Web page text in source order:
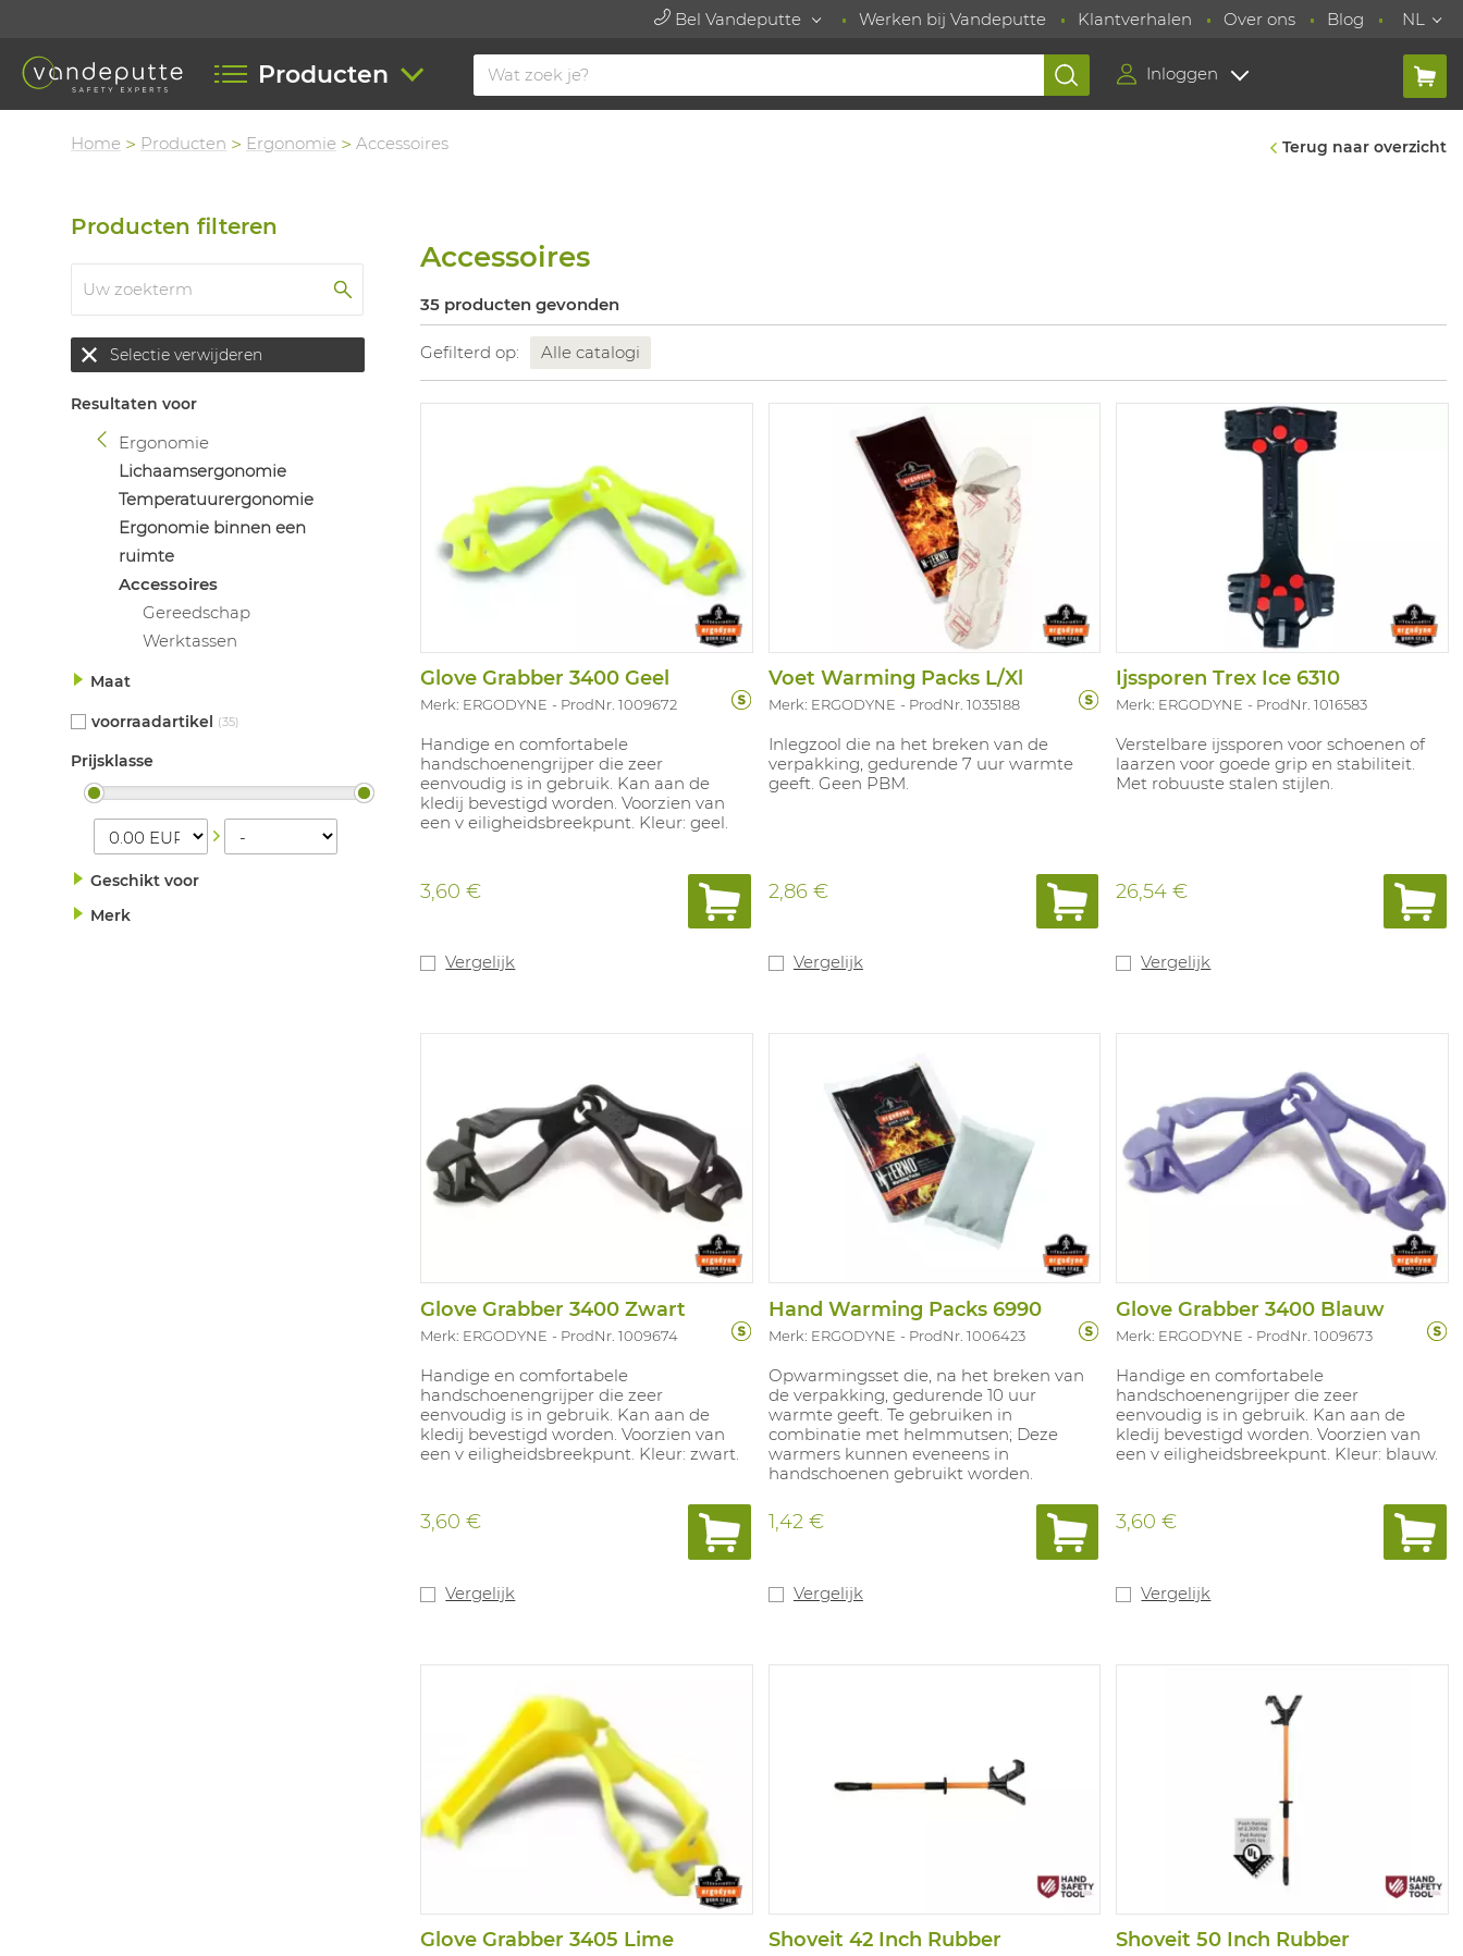
Bel Vandeputte Werken bij Vandeputte Klantverhalen Over ons Blog NL
Producten Inloggen
Home Producten Ergonomie Accessoires Terug naar overzicht
Producten filteren
Selectie verwijderen
Resultaten voor
Ergonomie
Lichaamsergonomie
Temperatuurergonomie
Ergonomie binnen een
ruimte
Accessoires
Gereedschap
Werktassen
Maat
voorraadartikel (35)
Prijsklasse
Geschikt voor
Merk
Accessoires
35 producten gevonden
Gefilterd op: Alle catalogi
Glove Grabber 3400 Geel
Merk: ERGODYNE ProdNr. 1009672
Handige en comfortabele
handschoenengrijper die zeer
eenvoudig is in gebruik. Kan aan de
kledij bevestigd worden. Voorzien van
een v eiligheidsbreekpunt. Kleur: geel.
3,60 €
Vergelijk
Voet Warming Packs L/Xl
Merk: ERGODYNE ProdNr. 1035188
Inlegzool die na het breken van de
verpakking, gedurende 7 uur warmte
geeft. Geen PBM.
2,86 €
Vergelijk
Ijssporen Trex Ice 6310
Merk: ERGODYNE ProdNr. 1016583
Verstelbare ijssporen voor schoenen of
laarzen voor goede grip en stabiliteit.
Met robuuste stalen stijlen.
26,54 €
Vergelijk
Glove Grabber 3400 Zwart
Merk: ERGODYNE ProdNr. 1009674
Handige en comfortabele
handschoenengrijper die zeer
eenvoudig is in gebruik. Kan aan de
kledij bevestigd worden. Voorzien van
een v eiligheidsbreekpunt. Kleur: zwart.
3,60 €
Vergelijk
Hand Warming Packs 6990
Merk: ERGODYNE ProdNr. 1006423
Opwarmingsset die, na het breken van
de verpakking, gedurende 10 uur
warmte geeft. Te gebruiken in
combinatie met helmmutsen; Deze
warmers kunnen eveneens in
handschoenen gebruikt worden.
1,42 €
Vergelijk
Glove Grabber 3400 Blauw
Merk: ERGODYNE ProdNr. 1009673
Handige en comfortabele
handschoenengrijper die zeer
eenvoudig is in gebruik. Kan aan de
kledij bevestigd worden. Voorzien van
een v eiligheidsbreekpunt. Kleur: blauw.
3,60 €
Vergelijk
Glove Grabber 3405 Lime Shoveit 42 Inch Rubber Shoveit 50 Inch Rubber